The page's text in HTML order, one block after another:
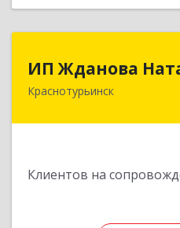
ИП Жданова
Краснотурьинск
Клиентов на